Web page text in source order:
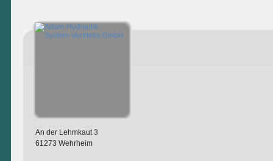
An der Lehmkaut 3
61273 Wehrheim